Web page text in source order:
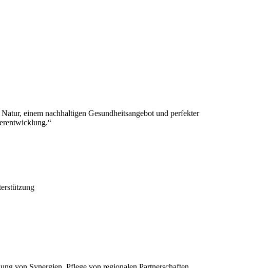
einem nachhaltigen Gesundheitsangebot und perfekter